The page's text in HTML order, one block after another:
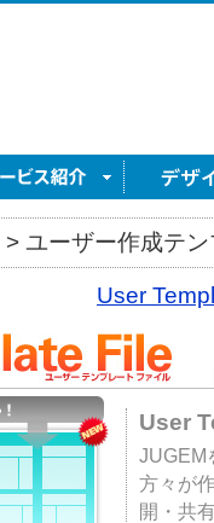
> ユーザー作成テ
User
User
JUGEM
方々が
開・共